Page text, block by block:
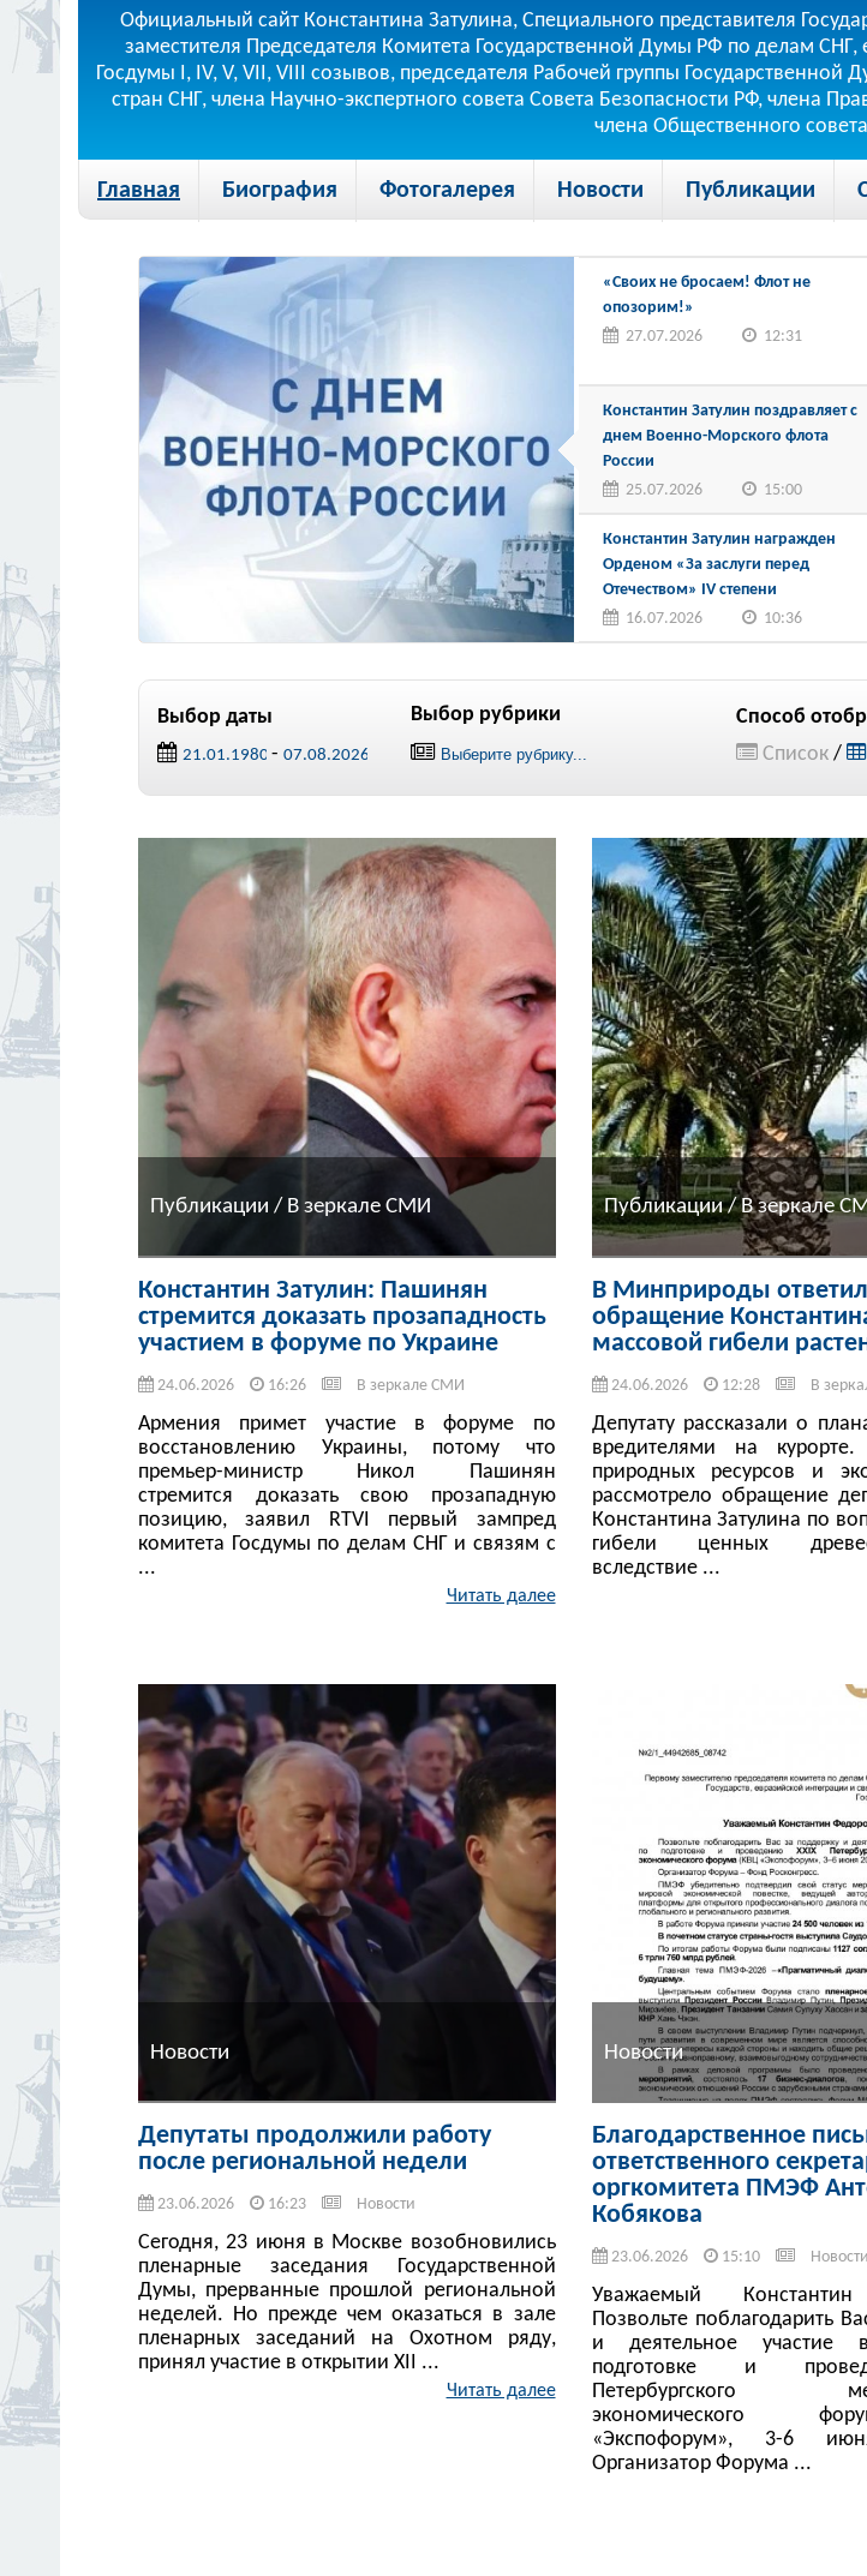
Официальный сайт Константина Затулина, Специального представителя
заместителя Председателя Комитета Государственной Думы РФ по делам СНГ,
Госдумы I, IV, V, VII, VIII созывов, председателя Рабочей группы
стран СНГ, члена Научно-экспертного совета Совета Безопасности РФ, члена
члена Общественного
Главная Биография Фотогалерея Новости Публикации
«Своих не бросаем! Флот не
опозорим!»
27.07.2026
12:31
Константин Затулин поздравляет с
днем Военно-Морского флота
России
25.07.2026
15:00
Константин Затулин награжден
Орденом «За заслуги перед
Отечеством» IV степени
16.07.2026
10:36
Выбор даты
-
Выбор рубрики
Способ
Список/
Публикации / В зеркале СМИ
Константин Затулин: Пашинян
стремится доказать прозападность
участием в форуме по Украине
24.06.2026 16:26 В зеркале СМИ
Армения примет участие в форуме по
восстановлению Украины, потому что
премьер-министр Никол Пашинян
стремится доказать свою прозападную
позицию, заявил RTVI первый зампред
комитета Госдумы по делам СНГ и связям с
...
Читать далее
Публикации / В зеркале
В Минприроды
обращение
массовой гибели
24.06.2026 12:28 В
Депутату рассказали о
вредителями на курорте.
природных ресурсов и
рассмотрело обращение
Константина Затулина по
гибели ценных
вследствие ...
Новости
Депутаты продолжили работу
после региональной недели
23.06.2026 16:23 Новости
Сегодня, 23 июня в Москве возобновились
пленарные заседания Государственной
Думы, прерванные прошлой региональной
неделей. Но прежде чем оказаться в зале
пленарных заседаний на Охотном ряду,
принял участие в открытии XII ...
Читать далее
Новости
Благодарственное
ответственного
оргкомитета ПМЭФ
Кобякова
23.06.2026 15:10 Новости
Уважаемый
Позвольте поблагодарить
и деятельное
подготовке и
Петербургского
экономического
«Экспофорум», 3-6
Организатор Форума ...